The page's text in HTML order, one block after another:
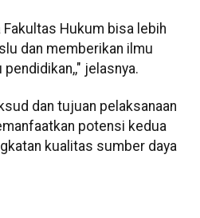
Fakultas Hukum bisa lebih
dan memberikan ilmu
jelasnya.
dan tujuan pelaksanaan
potensi kedua
kualitas sumber daya